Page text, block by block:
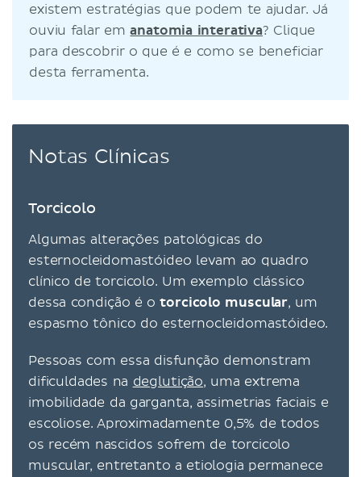
existem estratégias que podem te ajudar. Já
ouviu falar emanatomia interativa? Clique
para descobrir o que é e como se beneficiar
desta ferramenta.
Notas Clínicas
Torcicolo
Algumas alterações patológicas do
esternocleidomastóideo levam ao quadro
clínico de torcicolo. Um exemplo clássico
dessa condição é otorcicolo muscular, um
espasmo tônico do esternocleidomastóideo.
Pessoas com essa disfunção demonstram
dificuldades na deglutição, uma extrema
imobilidade da garganta, assimetrias faciais e
escoliose. Aproximadamente 0,5% de todos
os recém nascidos sofrem de torcicolo
muscular, entretanto a etiologia permanece